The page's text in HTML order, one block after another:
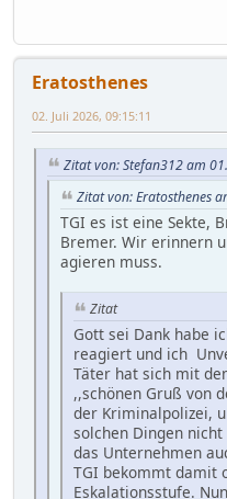
Eratosthenes
02. Juli 2026, 09:15:11
Zitat von: Stefan312 am
Zitat von: Eratosthenes
TGI es ist eine Sekte,
Bremer. Wir erinnern
agieren muss.
Zitat
Gott sei Dank habe
reagiert und ich
Täter hat sich mit
,,schönen Gruß von
der Kriminalpolizei,
solchen Dingen
das Unternehmen
TGI bekommt damit
Eskalationsstufe.